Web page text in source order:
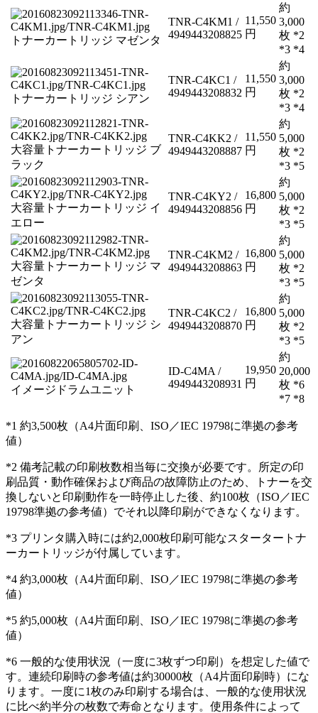
トナーカートリッジ マゼンタ
TNR-C4KM1 /
4949443208825
11,550
円
約
3,000
枚 *2
*3 *4
トナーカートリッジ シアン
TNR-C4KC1 /
4949443208832
11,550
円
約
3,000
枚 *2
*3 *4
大容量トナーカートリッジ ブ
ラック
TNR-C4KK2 /
4949443208887
11,550
円
約
5,000
枚 *2
*3 *5
大容量トナーカートリッジ イ
エロー
TNR-C4KY2 /
4949443208856
16,800
円
約
5,000
枚 *2
*3 *5
大容量トナーカートリッジ マ
ゼンタ
TNR-C4KM2 /
4949443208863
16,800
円
約
5,000
枚 *2
*3 *5
大容量トナーカートリッジ シ
アン
TNR-C4KC2 /
4949443208870
16,800
円
約
5,000
枚 *2
*3 *5
イメージドラムユニット
ID-C4MA /
4949443208931
19,950
円
約
20,000
枚 *6
*7 *8
*1 約3,500枚（A4片面印刷、ISO／IEC 19798に準拠の参考
値）
*2 備考記載の印刷枚数相当毎に交換が必要です。所定の印
刷品質・動作確保および商品の故障防止のため、トナーを交
換しないと印刷動作を一時停止した後、約100枚（ISO／IEC
19798準拠の参考値）でそれ以降印刷ができなくなります。
*3 プリンタ購入時には約2,000枚印刷可能なスタータートナ
ーカートリッジが付属しています。
*4 約3,000枚（A4片面印刷、ISO／IEC 19798に準拠の参考
値）
*5 約5,000枚（A4片面印刷、ISO／IEC 19798に準拠の参考
値）
*6 一般的な使用状況（一度に3枚ずつ印刷）を想定した値で
す。連続印刷時の参考値は約30000枚（A4片面印刷時）にな
ります。一度に1枚のみ印刷する場合は、一般的な使用状況
に比べ約半分の枚数で寿命となります。使用条件によって